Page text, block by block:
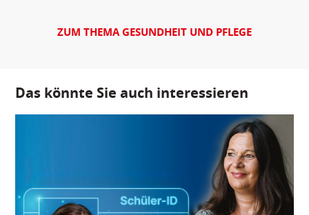
ZUM THEMA GESUNDHEIT UND PFLEGE
Das könnte Sie auch interessieren